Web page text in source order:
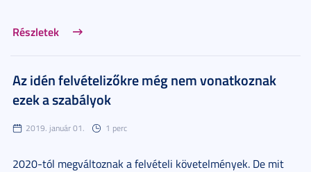
Részletek
Az idén felvételizőkre még nem vonatkoznak
ezek a szabályok
2019. január 01. 1 perc
2020-tól megváltoznak a felvételi követelmények. De mit